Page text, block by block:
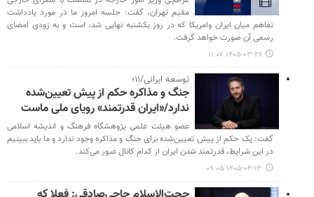
مقیم تهران، گفت: جلسه امروز ما در مورد یادداشت
تفاهم میان ایران وامریکا که در روز یکشنبه نهایی شد، است و به زودی امضای
رسمی آن صورت خواهد گرفت.
۱۴۰۵-۰۳-۲۶ ۱۱:۰۷
توسعه ایرانی/۱۱؛
جنگ و مذاکره حکم از پیش تعیین‌شده
ندارد/«ایران قدرتمند» رویای ملی ماست
عضو هیئت علمی پژوهشگاه فرهنگ و اندیشه اسلامی
گفت: یک حکم از پیش تعیین‌شده برای جنگ و مذاکره وجود ندارد و ما باید ببینیم
در این شرایط، قدرتمند شدن ایران از کدام کانال عبور می‌کند.
۱۴۰۵-۰۲-۱۳ ۰۹:۰۵